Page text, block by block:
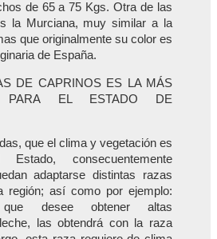
de 65 a 75 Kgs. Otra de las
la Murciana, muy similar a la
que originalmente su color es
de España.
DE CAPRINOS ES LA MÁS
PARA EL ESTADO DE
que el clima y vegetación es
consecuentemente
adaptarse distintas razas
región; así como por ejemplo:
desee obtener altas
las obtendrá con la raza